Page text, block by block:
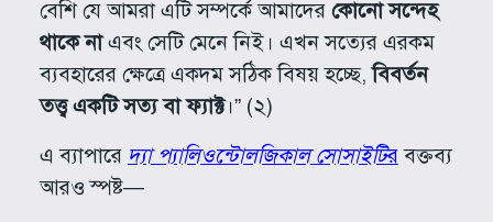
বেশি যে আমরা এটি সম্পর্কে আমাদের কোনো সন্দেহ
থাকে নাএবং সেটি মেনে নিই। এখন সত্যের এরকম
ব্যবহারের ক্ষেত্রে একদম সঠিক বিষয় হচ্ছে,বিবর্তন
তত্ত্ব একটি সত্য বা ফ্যাক্ট।” (২)
এ ব্যাপারে দ্যা প্যালিওন্টোলজিকাল সোসাইটিরবক্তব্য
আরও স্পষ্ট—